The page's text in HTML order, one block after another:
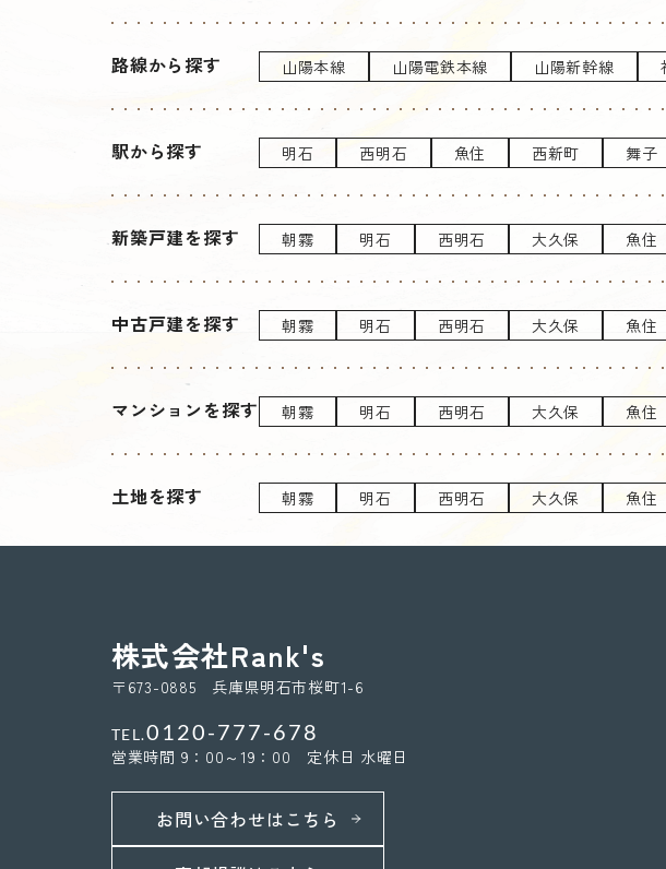
路線から探す 山陽本線 山陽電鉄本線 山陽新幹線
駅から探す 明石 西明石 魚住 西新町 舞子
新築戸建を探す 朝霧 明石 西明石 大久保 魚住
中古戸建を探す 朝霧 明石 西明石 大久保 魚住
マンションを探す 朝霧 明石 西明石 大久保 魚住
土地を探す 朝霧 明石 西明石 大久保 魚住
株式会社Rank's
〒673-0885 兵庫県明石市桜町1-6
TEL.0120-777-678
営業時間 9：00～19：00 定休日 水曜日
お問い合わせはこちら